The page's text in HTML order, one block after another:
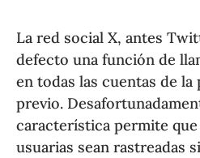
La red social X, antes
defecto una función de
en todas las cuentas de la
previo.
característica permite que
usuarias sean rastreadas